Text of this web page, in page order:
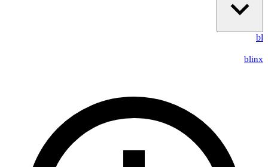
bl
blinx